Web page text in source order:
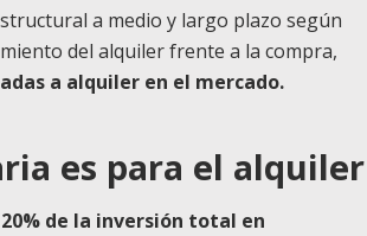
a medio y largo plazo según
del alquiler frente a la compra,
a alquiler en el mercado.
es para el alquiler
de la inversión total en